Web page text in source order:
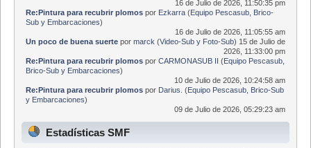
16 de Julio de 2026, 11:50:35 pm
Re:Pintura para recubrir plomospor Ezkarra(Equipo Pescasub, Brico-
Sub y Embarcaciones)
16 de Julio de 2026, 11:05:55 am
Un poco de buena suertepor marck (Video-Sub y Foto-Sub) 15 de Julio de
2026, 11:33:00 pm
Re:Pintura para recubrir plomospor CARMONASUB II (Equipo Pescasub,
Brico-Sub y Embarcaciones)
10 de Julio de 2026, 10:24:58 am
Re:Pintura para recubrir plomospor Darius. (Equipo Pescasub, Brico-Sub
y Embarcaciones)
09 de Julio de 2026, 05:29:23 am
Estadísticas SMF